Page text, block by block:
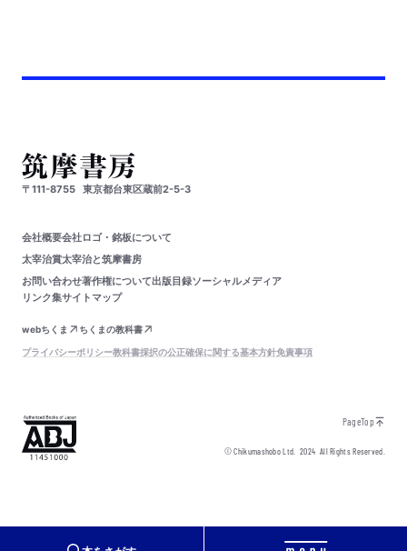
〒111-8755 東京都台東区蔵前2-5-3
会社概要会社ロゴ・銘板について
太宰治賞太宰治と筑摩書房
お問い合わせ著作権について出版目録ソーシャルメディア
リンク集サイトマップ
webちくま
ちくまの教科書
プライバシーポリシー教科書採択の公正確保に関する基本方針免責事項
PageTop
© Chikumashobo Ltd.2024 All Rights Reserved.